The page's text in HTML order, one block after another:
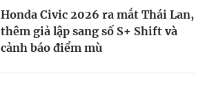
Honda Civic 2026 ra mắt Thái Lan,
thêm giả lập sang số S+ Shift và
cảnh báo điểm mù